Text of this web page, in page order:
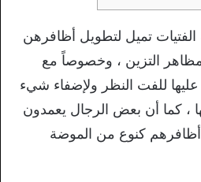
تميل لتطويل أظافرهن
التزين ، وخصوصاً مع
عليها للفت النظر ولإضفاء شيء
، كما أن بعض الرجال يعمدون
كنوع من الموضة